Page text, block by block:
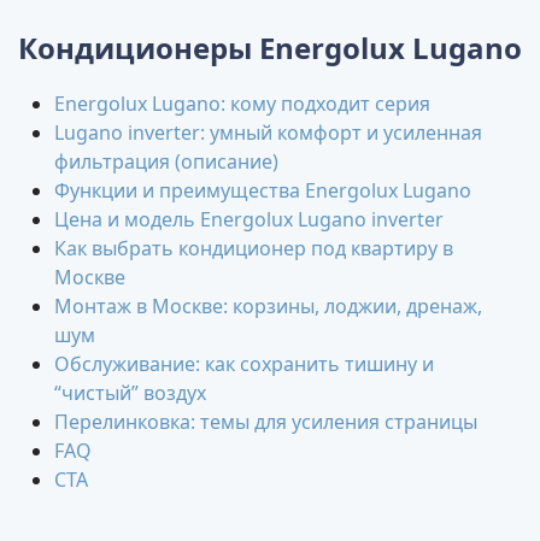
Кондиционеры Energolux Lugano
Energolux Lugano: кому подходит серия
Lugano inverter: умный комфорт и усиленная
фильтрация (описание)
Функции и преимущества Energolux Lugano
Цена и модель Energolux Lugano inverter
Как выбрать кондиционер под квартиру в
Москве
Монтаж в Москве: корзины, лоджии, дренаж,
шум
Обслуживание: как сохранить тишину и
“чистый” воздух
Перелинковка: темы для усиления страницы
FAQ
CTA